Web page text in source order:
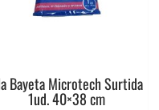
Bayeta Microtech Surtida
1ud. 40×38 cm